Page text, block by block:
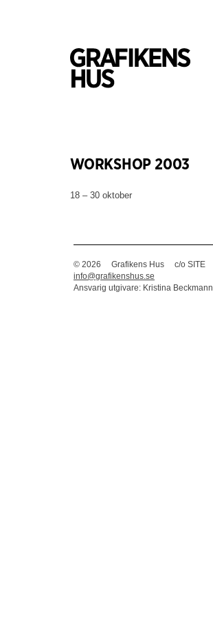
WORKSHOP 2003
18 – 30 oktober
© 2026 Grafikens Hus c/o SITE
info@grafikenshus.se
Ansvarig utgivare: Kristina Beckmann